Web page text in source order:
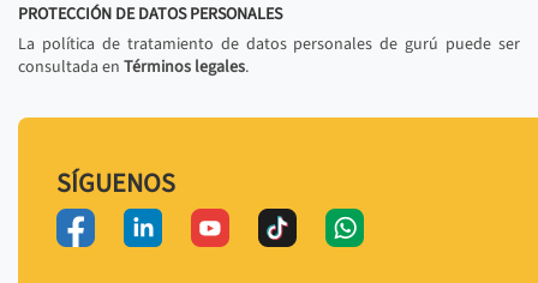
PROTECCIÓN DE DATOS PERSONALES
La política de tratamiento de datos personales de gurú puede ser
consultada en Términos legales.
SÍGUENOS